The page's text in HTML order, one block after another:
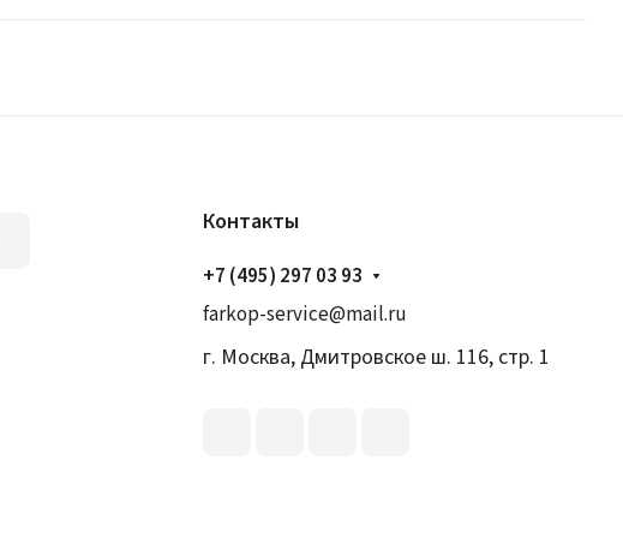
Контакты
+7 (495) 297 03 93
farkop-service@mail.ru
г. Москва, Дмитровское ш. 116, стр. 1